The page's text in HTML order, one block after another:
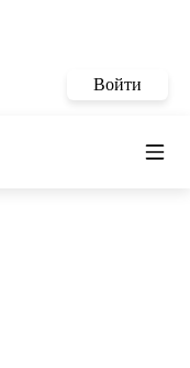
Войти